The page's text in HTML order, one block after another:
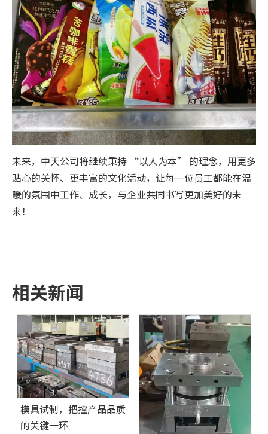
未来，中天公司将继续秉持 “以人为本” 的理念，用更多
贴心的关怀、更丰富的文化活动，让每一位员工都能在温
暖的氛围中工作、成长，与企业共同书写更加美好的未
来！
相关新闻
模具试制，把控产品品质
的关键一环